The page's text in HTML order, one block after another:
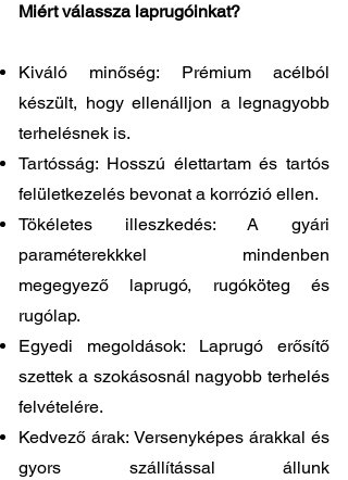
Miért válassza laprugóinkat?
Kiváló minőség: Prémium acélból
készült, hogy ellenálljon a legnagyobb
terhelésnek is.
Tartósság: Hosszú élettartam és tartós
felületkezelés bevonat a korrózió ellen.
Tökéletes illeszkedés: A gyári
paraméterekkkel mindenben
megegyező laprugó, rugóköteg és
rugólap.
Egyedi megoldások: Laprugó erősítő
szettek a szokásosnál nagyobb terhelés
felvételére.
Kedvező árak: Versenyképes árakkal és
gyors szállítással állunk